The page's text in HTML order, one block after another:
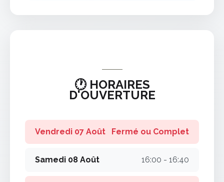
🕐 HORAIRES
D'OUVERTURE
Vendredi 07 Août Fermé ou Complet
Samedi 08 Août 16:00 - 16:40